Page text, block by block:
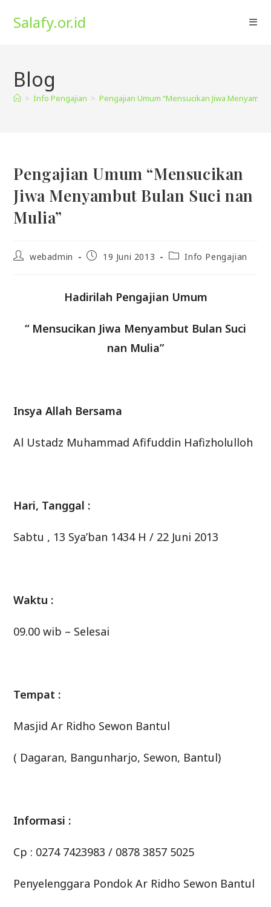
Salafy.or.id
Blog
> Info Pengajian > Pengajian Umum “Mensucikan Jiwa
Pengajian Umum “Mensucikan
Jiwa Menyambut Bulan Suci nan
Mulia”
Postwebadmin
Post19 Juni 2013
PostInfo Pengajian
Hadirilah Pengajian Umum
“ Mensucikan Jiwa Menyambut Bulan Suci
nan Mulia”
Insya Allah Bersama
Al Ustadz Muhammad Afifuddin Hafizholulloh
Hari, Tanggal :
Sabtu , 13 Sya’ban 1434 H / 22 Juni 2013
Waktu :
09.00 wib – Selesai
Tempat :
Masjid Ar Ridho Sewon Bantul
( Dagaran, Bangunharjo, Sewon, Bantul)
Informasi :
Cp : 0274 7423983 / 0878 3857 5025
Penyelenggara Pondok Ar Ridho Sewon Bantul